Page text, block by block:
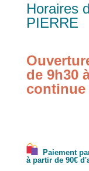
Horaires
PIERRE
de 9h30
continue
Paiement
à partir de 90€